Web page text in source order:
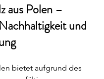
aus Polen –
und
bietet aufgrund des